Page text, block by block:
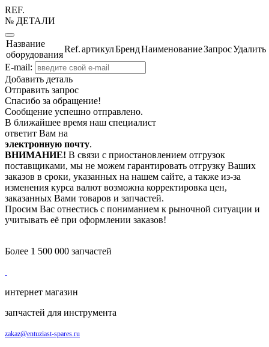
REF.
№ ДЕТАЛИ
Название
оборудования
Ref.артикулБрендНаименованиеЗапросУдалить
E-mail:
Добавить деталь
Отправить запрос
Спасибо за обращение!
Сообщение успешно отправлено.
В ближайшее время наш специалист
ответит Вам на
электронную почту.
ВНИМАНИЕ! В связи с приостановлением отгрузок
поставщиками, мы не можем гарантировать отгрузку Ваших
заказов в сроки, указанных на нашем сайте, а также из-за
изменения курса валют возможна корректировка цен,
заказанных Вами товаров и запчастей.
Просим Вас отнестись с пониманием к рыночной ситуации и
учитывать её при оформлении заказов!
Более 1 500 000 запчастей
интернет магазин
запчастей для инструмента
zakaz@entuziast-spares.ru